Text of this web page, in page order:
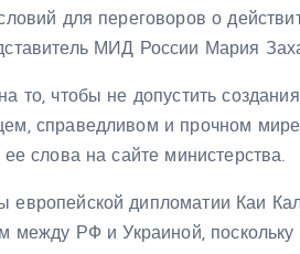
для переговоров о
МИД России Мария
то, чтобы не допустить
справедливом и прочном
слова на сайте министерства.
дипломатии Каи
между РФ и Украиной,